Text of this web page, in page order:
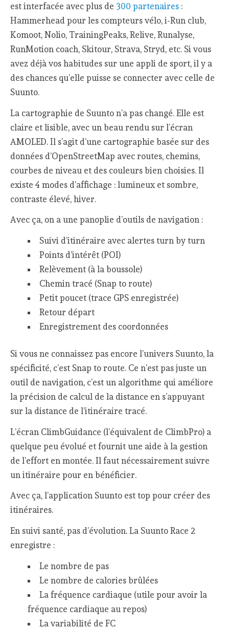
est interfacée avec plus de 300 partenaires :
Hammerhead pour les compteurs vélo, i-Run club,
Komoot, Nolio, TrainingPeaks, Relive, Runalyse,
RunMotion coach, Skitour, Strava, Stryd, etc. Si vous
avez déjà vos habitudes sur une appli de sport, il y a
des chances qu’elle puisse se connecter avec celle de
Suunto.
La cartographie de Suunto n’a pas changé. Elle est
claire et lisible, avec un beau rendu sur l’écran
AMOLED. Il s’agit d’une cartographie basée sur des
données d’OpenStreetMap avec routes, chemins,
courbes de niveau et des couleurs bien choisies. Il
existe 4 modes d’affichage : lumineux et sombre,
contraste élevé, hiver.
Avec ça, on a une panoplie d’outils de navigation :
Suivi d’itinéraire avec alertes turn by turn
Points d’intérêt (POI)
Relèvement (à la boussole)
Chemin tracé (Snap to route)
Petit poucet (trace GPS enregistrée)
Retour départ
Enregistrement des coordonnées
Si vous ne connaissez pas encore l’univers Suunto, la
spécificité, c’est Snap to route. Ce n’est pas juste un
outil de navigation, c’est un algorithme qui améliore
la précision de calcul de la distance en s’appuyant
sur la distance de l’itinéraire tracé.
L’écran ClimbGuidance (l’équivalent de ClimbPro) a
quelque peu évolué et fournit une aide à la gestion
de l’effort en montée. Il faut nécessairement suivre
un itinéraire pour en bénéficier.
Avec ça, l’application Suunto est top pour créer des
itinéraires.
En suivi santé, pas d’évolution. La Suunto Race 2
enregistre :
Le nombre de pas
Le nombre de calories brûlées
La fréquence cardiaque (utile pour avoir la
fréquence cardiaque au repos)
La variabilité de FC